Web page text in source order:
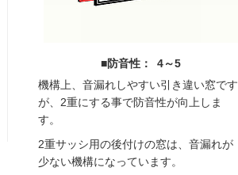
■防音性： 4～5
機構上、音漏れしやすい引き違い窓です
が、2重にする事で防音性が向上しま
す。
2重サッシ用の後付けの窓は、音漏れが
少ない機構になっています。